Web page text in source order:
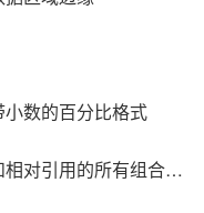
数的百分比格式
Excel 常用快捷键大全：在绝对和相对引用的所有组合之间循环切换